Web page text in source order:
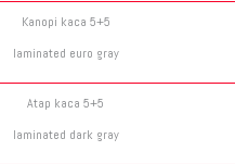
Kanopi kaca 5+5
laminated euro gray
Atap kaca 5+5
laminated dark gray